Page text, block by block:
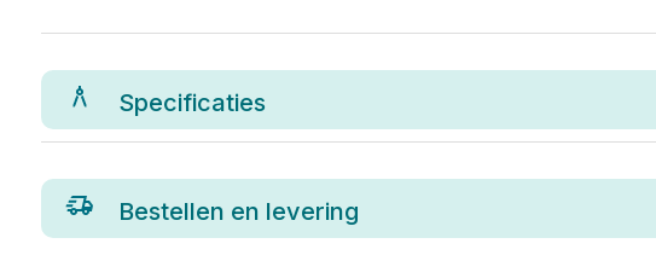
Specificaties
Bestellen en levering